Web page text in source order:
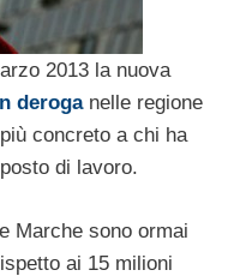
2013 la nuova
deroganelle regione
concreto a chi ha
di lavoro.
Marche sono ormai
ai 15 milioni